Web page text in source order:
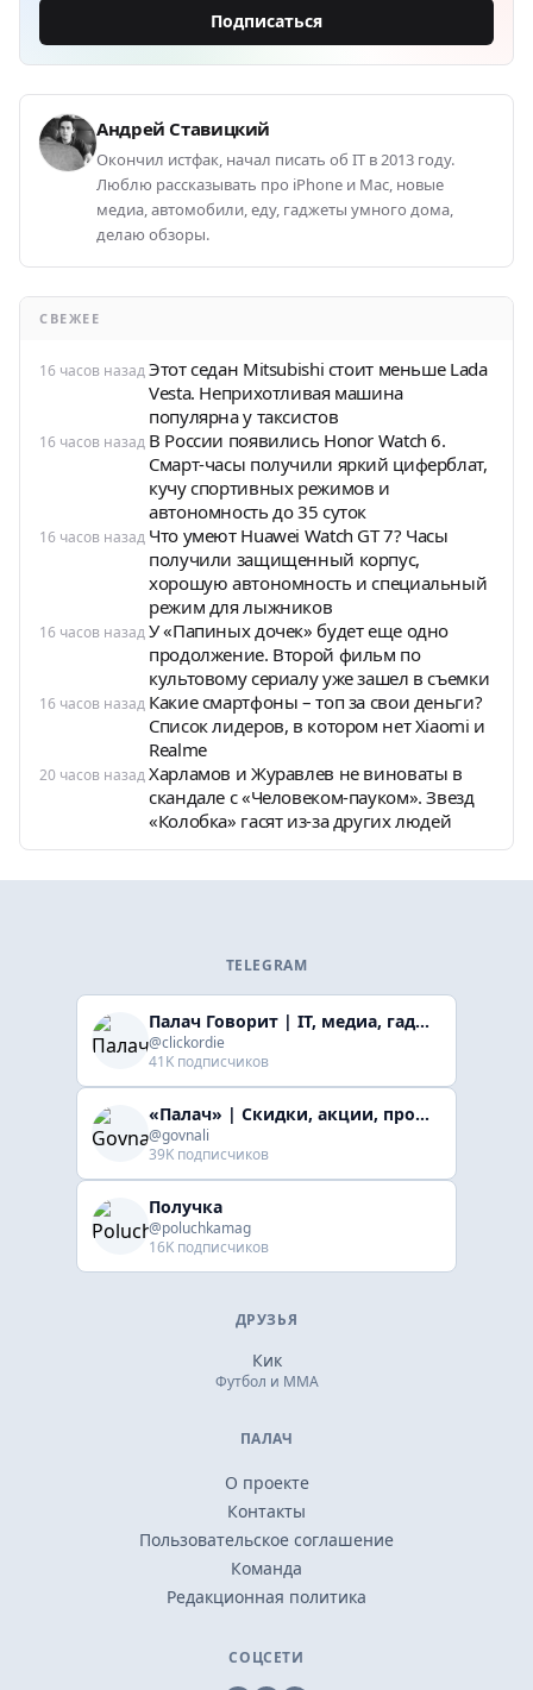
Подписаться
Андрей Ставицкий
Окончил истфак, начал писать об IT в 2013 году.
Люблю рассказывать про iPhone и Mac, новые
медиа, автомобили, еду, гаджеты умного дома,
делаю обзоры.
СВЕЖЕЕ
16 часов назадЭтот седан Mitsubishi стоит меньше Lada
Vesta. Неприхотливая машина
популярна у таксистов
16 часов назад В России появились Honor Watch 6.
Смарт-часы получили яркий циферблат,
кучу спортивных режимов и
автономность до 35 суток
16 часов назад Что умеют Huawei Watch GT 7? Часы
получили защищенный корпус,
хорошую автономность и специальный
режим для лыжников
16 часов назадУ «Папиных дочек» будет еще одно
продолжение. Второй фильм по
культовому сериалу уже зашел в съемки
16 часов назад Какие смартфоны – топ за свои деньги?
Список лидеров, в котором нет Xiaomi и
Realme
20 часов назадХарламов и Журавлев не виноваты в
скандале с «Человеком-пауком». Звезд
«Колобка» гасят из-за других людей
TELEGRAM
Палач Говорит | IT, медиа, гaджеты, скидки
@clickordie
41K подписчиков
«Палач» | Скидки, акции, промокоды
@govnali
39K подписчиков
Получка
@poluchkamag
16K подписчиков
ДРУЗЬЯ
Кик
Футбол и ММА
ПАЛАЧ
О проекте
Контакты
Пользовательское соглашение
Команда
Редакционная политика
СОЦСЕТИ